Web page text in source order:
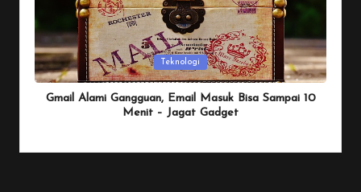
Posted
in
Teknologi
Gmail Alami Gangguan, Email Masuk Bisa Sampai 10
Menit – Jagat Gadget